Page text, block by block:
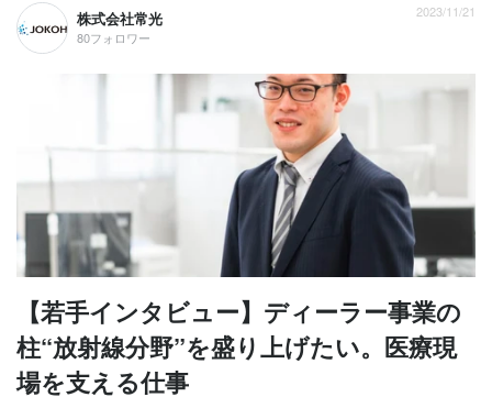
株式会社常光
80フォロワー
2023/11/21
【若手インタビュー】ディーラー事業の
柱“放射線分野”を盛り上げたい。医療現
場を支える仕事